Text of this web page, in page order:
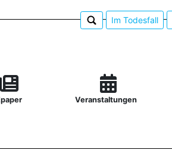
Im Todesfall
Veranstaltungen